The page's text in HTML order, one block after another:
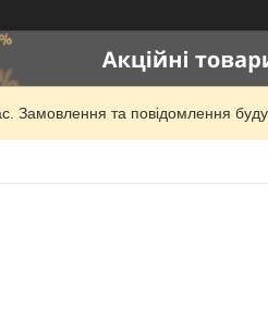
Замовлення та повідомлення